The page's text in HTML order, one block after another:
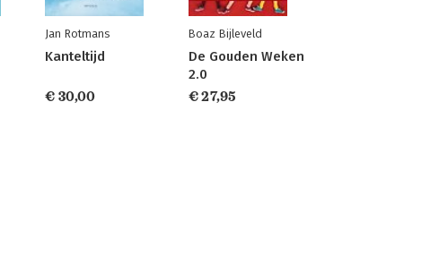
Jan Rotmans
Kanteltijd
€ 30,00
Boaz Bijleveld
De Gouden Weken
2.0
€ 27,95